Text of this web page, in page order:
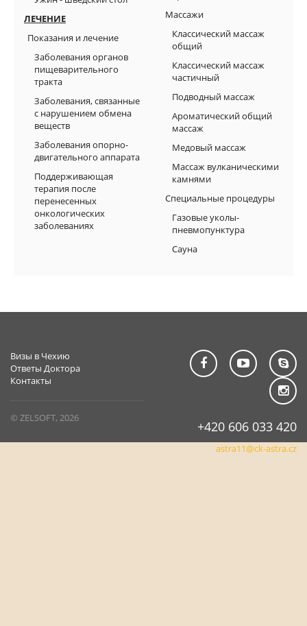
ЛЕЧЕНИЕ
Показания и лечение
Заболевания органов
пищеварительного
тракта
Заболевания, связанные
с нарушением обмена
веществ
Заболевания опорно-
двигательного аппарата
Поддерживающая
терапия после
перенесенных
онкологических
заболеваниях
Массажи
Классический массаж
общий
Классический массаж
частичный
Подводный массаж
Ароматический общий
массаж
Медовый массаж
Массаж вулканическими
камнями
Специальные процедуры
Газовые уколы-
пневмопунктура
Сауна
Визы в Чехию
Ответы Доктора
Контакты
© ZELSOFT, 2026
+420 606 033 420
astra11@ck-astra.cz